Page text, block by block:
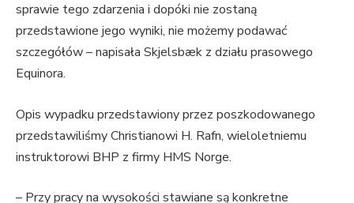
sprawie tego zdarzenia i dopóki nie zostaną
przedstawione jego wyniki, nie możemy podawać
szczegółów – napisała Skjelsbæk z działu prasowego
Equinora.
Opis wypadku przedstawiony przez poszkodowanego
przedstawiliśmy Christianowi H. Rafn, wieloletniemu
instruktorowi BHP z firmy HMS Norge.
– Przy pracy na wysokości stawiane są konkretne